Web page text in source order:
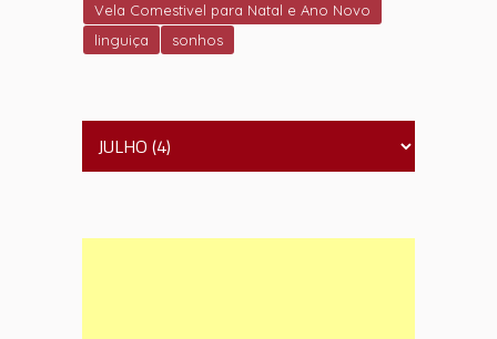
Vela Comestivel para Natal e Ano Novo
linguiça
sonhos